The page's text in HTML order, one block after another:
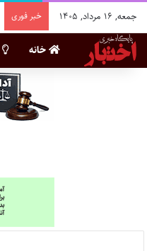
جمعه, ۱۶ مرداد, ۱۴۰۵ خبر فوری
خانه